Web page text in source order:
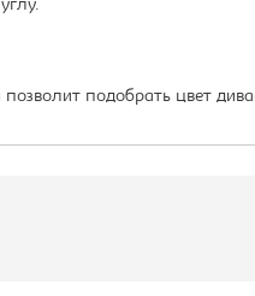
подобрать цвет